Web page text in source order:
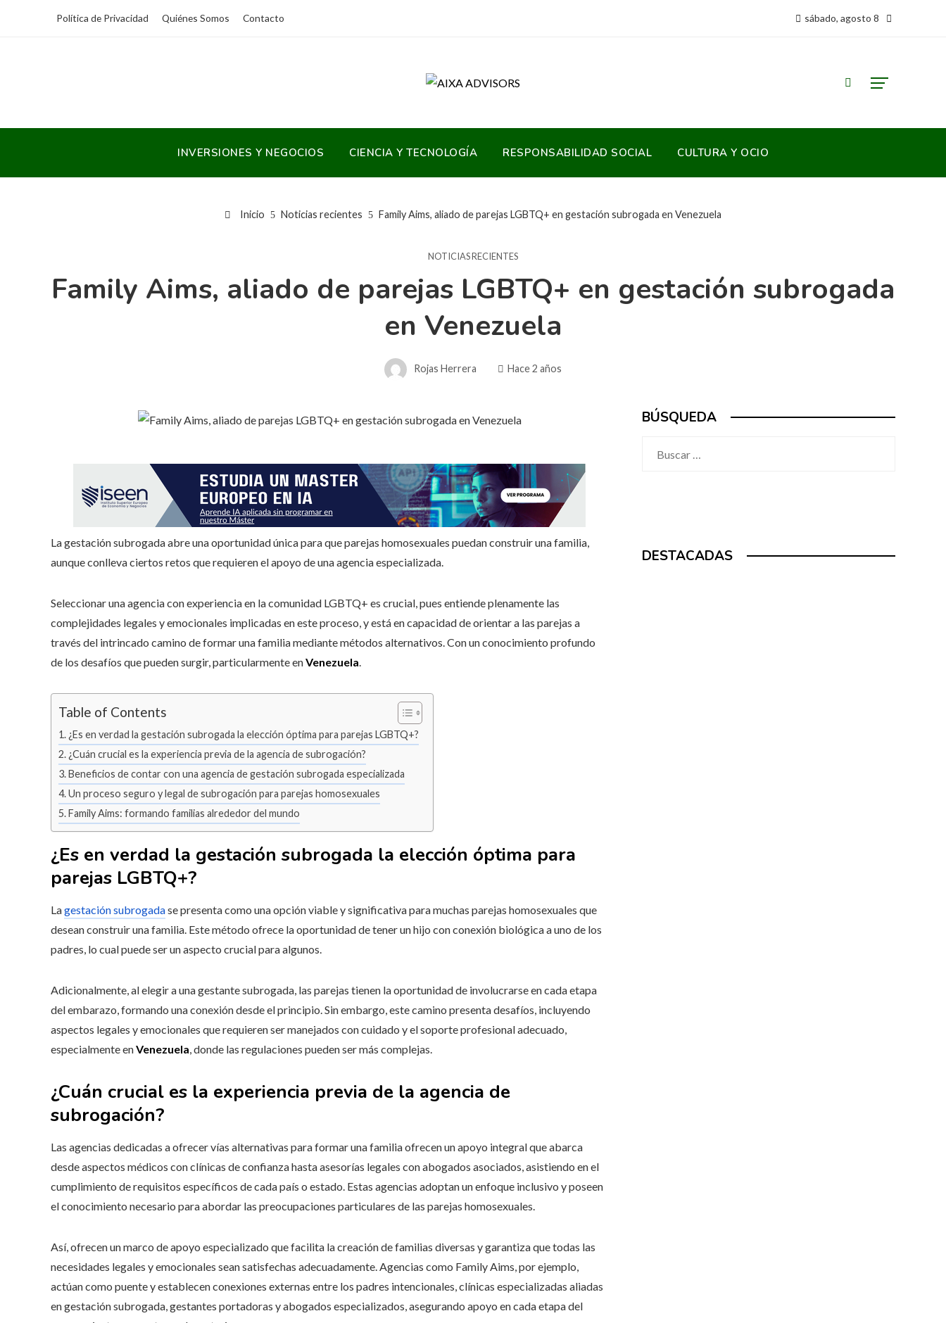
Política de Privacidad Quiénes Somos Contacto sábado, agosto 8
INVERSIONES Y NEGOCIOS CIENCIA Y TECNOLOGÍA RESPONSABILIDAD SOCIAL CULTURA Y OCIO
Inicio Noticias recientes Family Aims, aliado de parejas LGBTQ+ en gestación subrogada en Venezuela
NOTICIAS RECIENTES
Family Aims, aliado de parejas LGBTQ+ en gestación subrogada
en Venezuela
Rojas Herrera Hace 2 años
La gestación subrogada abre una oportunidad única para que parejas homosexuales puedan construir una familia,
aunque conlleva ciertos retos que requieren el apoyo de una agencia especializada.
Seleccionar una agencia con experiencia en la comunidad LGBTQ+ es crucial, pues entiende plenamente las
complejidades legales y emocionales implicadas en este proceso, y está en capacidad de orientar a las parejas a
través del intrincado camino de formar una familia mediante métodos alternativos. Con un conocimiento profundo
de los desafíos que pueden surgir, particularmente enVenezuela.
Table of Contents
¿Es en verdad la gestación subrogada la elección óptima para parejas LGBTQ+?
¿Cuán crucial es la experiencia previa de la agencia de subrogación?
Beneficios de contar con una agencia de gestación subrogada especializada
Un proceso seguro y legal de subrogación para parejas homosexuales
Family Aims: formando familias alrededor del mundo
¿Es en verdad la gestación subrogada la elección óptima para
parejas LGBTQ+?
Lagestación subrogadase presenta como una opción viable y significativa para muchas parejas homosexuales que
desean construir una familia. Este método ofrece la oportunidad de tener un hijo con conexión biológica a uno de los
padres, lo cual puede ser un aspecto crucial para algunos.
Adicionalmente, al elegir a una gestante subrogada, las parejas tienen la oportunidad de involucrarse en cada etapa
del embarazo, formando una conexión desde el principio. Sin embargo, este camino presenta desafíos, incluyendo
aspectos legales y emocionales que requieren ser manejados con cuidado y el soporte profesional adecuado,
especialmente enVenezuela, donde las regulaciones pueden ser más complejas.
¿Cuán crucial es la experiencia previa de la agencia de
subrogación?
Las agencias dedicadas a ofrecer vías alternativas para formar una familia ofrecen un apoyo integral que abarca
desde aspectos médicos con clínicas de confianza hasta asesorías legales con abogados asociados, asistiendo en el
cumplimiento de requisitos específicos de cada país o estado. Estas agencias adoptan un enfoque inclusivo y poseen
el conocimiento necesario para abordar las preocupaciones particulares de las parejas homosexuales.
Así, ofrecen un marco de apoyo especializado que facilita la creación de familias diversas y garantiza que todas las
necesidades legales y emocionales sean satisfechas adecuadamente. Agencias como Family Aims, por ejemplo,
actúan como puente y establecen conexiones externas entre los padres intencionales, clínicas especializadas aliadas
en gestación subrogada, gestantes portadoras y abogados especializados, asegurando apoyo en cada etapa del
BÚSQUEDA
DESTACADAS